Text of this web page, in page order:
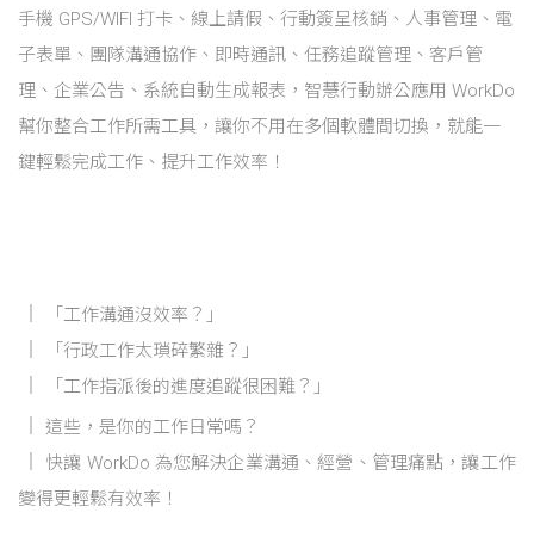
手機 GPS/WIFI 打卡、線上請假、行動簽呈核銷、人事管理、電
子表單、團隊溝通協作、即時通訊、任務追蹤管理、客戶管
理、企業公告、系統自動生成報表，智慧行動辦公應用 WorkDo
幫你整合工作所需工具，讓你不用在多個軟體間切換，就能一
鍵輕鬆完成工作、提升工作效率！
「工作溝通沒效率？」
「行政工作太瑣碎繁雜？」
「工作指派後的進度追蹤很困難？」
這些，是你的工作日常嗎？
快讓 WorkDo 為您解決企業溝通、經營、管理痛點，讓工作
變得更輕鬆有效率！